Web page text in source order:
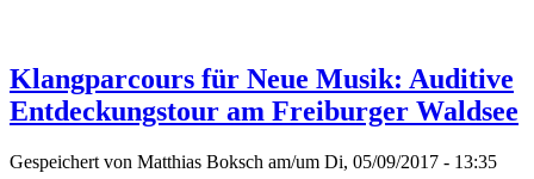
Klangparcours für Neue Musik: Auditive
Entdeckungstour am Freiburger Waldsee
Gespeichert von Matthias Boksch am/um Di, 05/09/2017 - 13:35